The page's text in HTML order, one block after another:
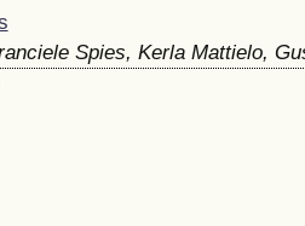
Spies, Kerla Mattielo,